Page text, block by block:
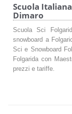
Scuola
Dimaro
Scuola Sci
snowboard a
Sci e Snowboard
Folgarida con
prezzi e tariffe.